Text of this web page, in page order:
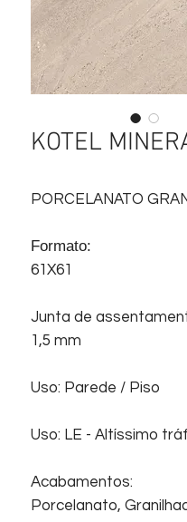
KOTEL
PORCELANATO
Formato:
61X61
Junta de
1,5 mm
Uso: Parede / Piso
Uso: LE - Altíssimo
Acabamentos:
Porcelanato,